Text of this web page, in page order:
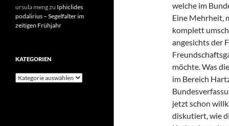
welche im
Eine Mehrheit,
komplett
angesichts der
möchte. Was
im Bereich
jetzt schon
diskutiert, wie
ursula mengzu Iphiclides
podalirius – Segelfalter im
zeitigen Frühjahr
KATEGORIEN
Kategorien